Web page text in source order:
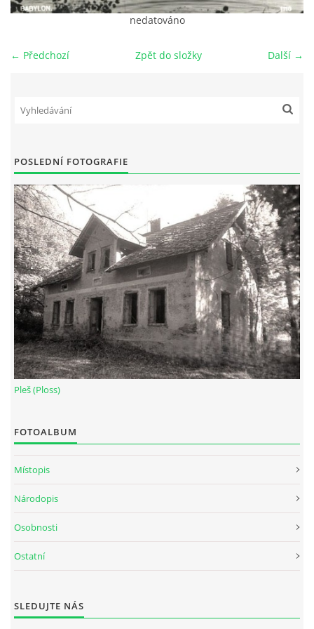
DŮL NA SLÍDU (NA KOLE)
--------------------------------------------------------------
Tento projekt je realizován za finanční podpory
© 2026 eStránky.cz |Aktualizováno: 17. 7. 2026|Nahoru ↑
nedatováno
← Předchozí Další →
Zpět do složky
POSLEDNÍ FOTOGRAFIE
Pleš (Ploss)
FOTOALBUM
Místopis
Národopis
Osobnosti
Ostatní
SLEDUJTE NÁS